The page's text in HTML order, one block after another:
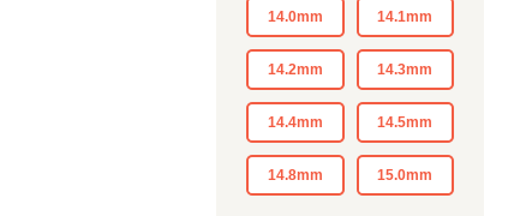
14.0mm 14.1mm
14.2mm 14.3mm
14.4mm 14.5mm
14.8mm 15.0mm